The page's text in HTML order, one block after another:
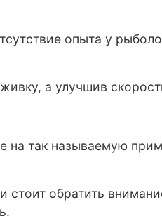
опыта у
а улучшив
так называемую
обратить